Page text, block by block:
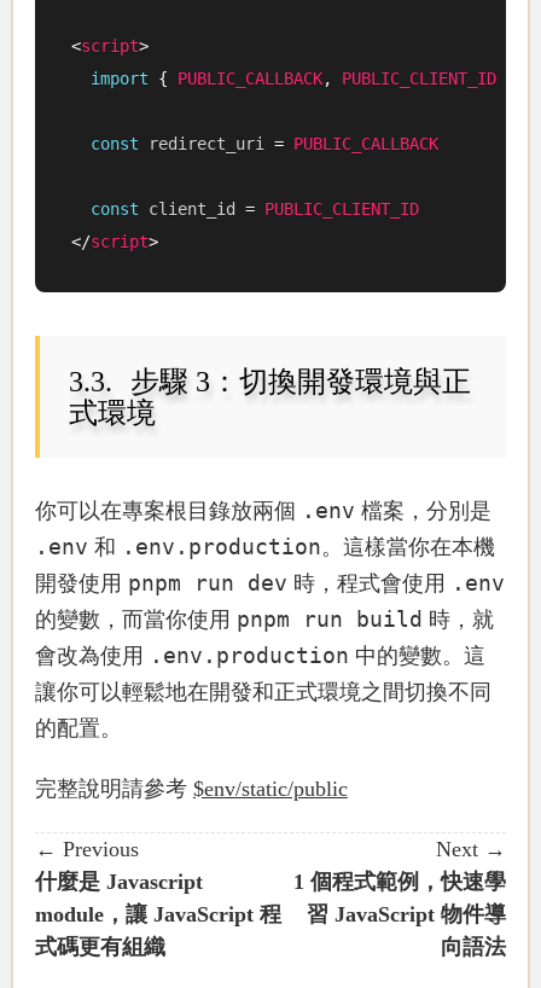
<script>
import
{ PUBLIC_CALLBACK, PUBLIC_CLIENT_ID
const redirect_uri = PUBLIC_CALLBACK
const client_id = PUBLIC_CLIENT_ID
</script>
步驟 3：切換開發環境與正
式環境
你可以在專案根目錄放兩個 .env 檔案，分別是
.env 和 .env.production。這樣當你在本機
開發使用 pnpm run dev 時，程式會使用 .env
的變數，而當你使用 pnpm run build 時，就
會改為使用 .env.production 中的變數。這
讓你可以輕鬆地在開發和正式環境之間切換不同
的配置。
完整說明請參考 $env/static/public
← Previous
什麼是 Javascript
module，讓 JavaScript 程
式碼更有組織
Next →
1 個程式範例，快速學
習 JavaScript 物件導
向語法